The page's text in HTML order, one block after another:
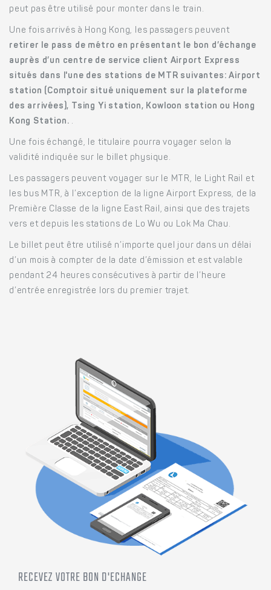
peut pas être utilisé pour monter dans le train.
Une fois arrivés à Hong Kong, les passagers peuvent
retirer le pass de métro en présentant le bon d’échange
auprès d’un centre de service client Airport Express
situés dans l'une des stations de MTR suivantes: Airport
station (Comptoir situé uniquement sur la plateforme
des arrivées), Tsing Yi station, Kowloon station ou Hong
Kong Station. .
Une fois échangé, le titulaire pourra voyager selon la
validité indiquée sur le billet physique.
Les passagers peuvent voyager sur le MTR, le Light Rail et
les bus MTR, à l’exception de la ligne Airport Express, de la
Première Classe de la ligne East Rail, ainsi que des trajets
vers et depuis les stations de Lo Wu ou Lok Ma Chau.
Le billet peut être utilisé n’importe quel jour dans un délai
d’un mois à compter de la date d’émission et est valable
pendant 24 heures consécutives à partir de l’heure
d’entrée enregistrée lors du premier trajet.
RECEVEZ VOTRE BON D'ECHANGE